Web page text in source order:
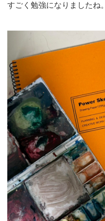
すごく勉強になりましたね。